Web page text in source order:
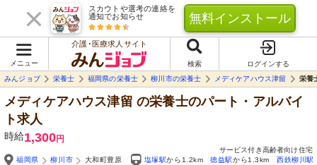
スカウトや選考の連絡を
通知でお知らせ
無料インストール
メニュー
介護･医療求人サイト
検索
ログインする
みんジョブ
栄養士 福岡県の栄養士 柳川市の栄養士 メディケアハウス津留 栄養
メディケアハウス津留 の栄養士のパート・アルバイ
ト求人
時給1,300円
サービス付き高齢者向け住宅
福岡県
柳川市 大和町豊原 塩塚駅から1.2km 徳益駅から1.3km 西鉄柳川駅